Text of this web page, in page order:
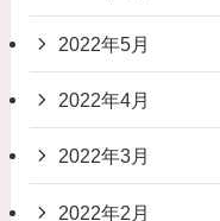
2022年5月
2022年4月
2022年3月
2022年2月